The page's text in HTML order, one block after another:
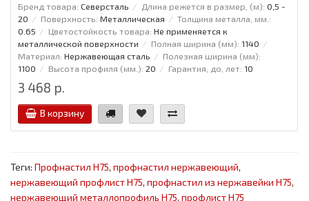
Бренд товара: Северсталь Длина режется в размер, (м): 0,5 -
20
Поверхность: Металлическая
Толщина металла, мм.:
0.65
Цветостойкость товара: Не применяется к
металлической поверхности
Полная ширина (мм): 1140
Материал: Нержавеющая сталь
Полезная ширина (мм):
1100
Высота профиля (мм.): 20 Гарантия, до, лет: 10
3 468 р.
В корзину
Теги: Профнастил Н75, профнастил нержавеющий,
нержавеющий профлист Н75, профнастил из нержавейки Н75,
нержавеющий металлопрофиль Н75, профлист Н75